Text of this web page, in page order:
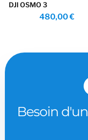
DJI OSMO 3
480,00€
Besoin d'un